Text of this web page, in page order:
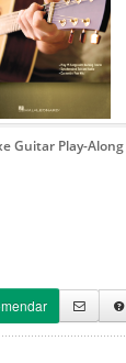
Guitar Play-